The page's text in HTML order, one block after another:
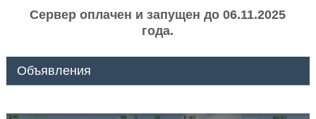
Сервер оплачен и запущен до 06.11.2025
года.
Объявления